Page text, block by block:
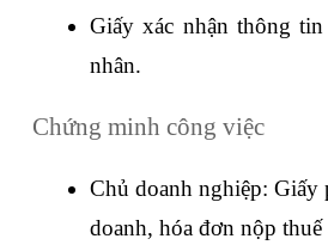
Giấy xác nhận thông
nhân.
Chứng minh công việc
Chủ doanh nghiệp: Giấy
doanh, hóa đơn nộp